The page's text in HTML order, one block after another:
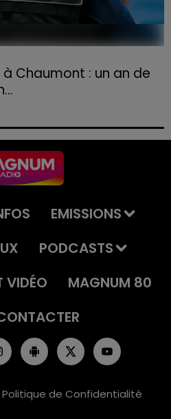
Chaumont : un an de
son véhicule.
EMISSIONS
PODCASTS
VIDÉO
MAGNUM 80
Politique de Confidentialité